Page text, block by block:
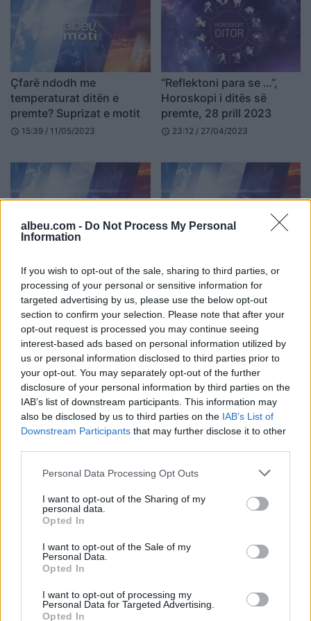
albeu.com - Do Not Process My Personal
Information
If you wish to opt-out of the sale, sharing to third parties, or
processing of your personal or sensitive information for
targeted advertising by us, please use the below opt-out
section to confirm your selection. Please note that after your
opt-out request is processed you may continue seeing
interest-based ads based on personal information utilized by
us or personal information disclosed to third parties prior to
your opt-out. You may separately opt-out of the further
disclosure of your personal information by third parties on the
IAB’s list of downstream participants. This information may
also be disclosed by us to third parties on the IAB’s List of
Downstream Participants that may further disclose it to other
Personal Data Processing Opt Outs
I want to opt-out of the Sharing of my
personal data.
Opted In
I want to opt-out of the Sale of my
Personal Data.
Opted In
I want to opt-out of processing my
Personal Data for Targeted Advertising.
Opted In
Çfarë ndodh me
temperaturat ditën e
premte? Suprizat e motit
schedule 15:39 / 11/05/2023
“Reflektoni para se …”,
Horoskopi i ditës së
premte, 28 prill 2023
schedule 23:12 / 27/04/2023
premten rikthehet shiu
dhe ulen temperaturat
16:25 / 13/04/2023
ditën e premte, çfarë
ndodh me temperaturat
16:56 / 06/04/2023
Parashikimi i motit për
ditën e premte
16:57 / 16/03/2023
“Do keni propozime
interesante”, Horoskopi
Mars 2023